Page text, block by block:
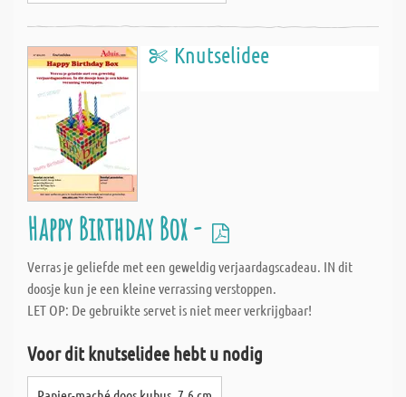
Knutselidee
Happy Birthday Box -
Verras je geliefde met een geweldig verjaardagscadeau. IN dit
doosje kun je een kleine verrassing verstoppen.
LET OP: De gebruikte servet is niet meer verkrijgbaar!
Voor dit knutselidee hebt u nodig